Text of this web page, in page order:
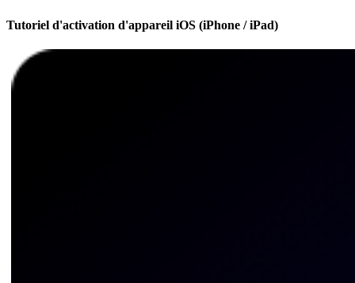
Tutoriel d'activation d'appareil iOS (iPhone / iPad)